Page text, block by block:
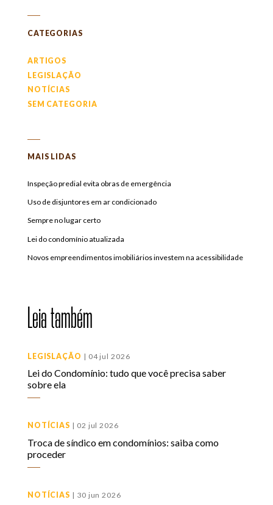
Leia
mais
notícias
CATEGORIAS
ARTIGOS
LEGISLAÇÃO
NOTÍCIAS
SEM CATEGORIA
MAIS LIDAS
Inspeção predial evita obras de emergência
Uso de disjuntores em ar condicionado
Sempre no lugar certo
Lei do condomínio atualizada
Novos empreendimentos imobiliários investem na acessibilidade
Leia também
LEGISLAÇÃO | 04 jul 2026
Lei do Condomínio: tudo que você precisa saber
sobre ela
NOTÍCIAS | 02 jul 2026
Troca de síndico em condomínios: saiba como
proceder
NOTÍCIAS | 30 jun 2026